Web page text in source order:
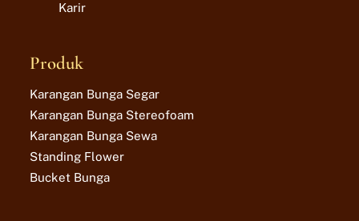
Karir
Produk
Karangan Bunga Segar
Karangan Bunga Stereofoam
Karangan Bunga Sewa
Standing Flower
Bucket Bunga